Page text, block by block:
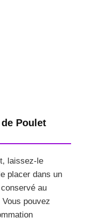
Poulet
laissez-le
placer dans un
au
pouvez